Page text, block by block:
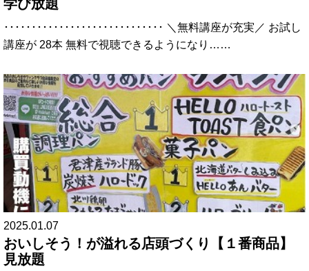
学び放題
･････････････････････････････ ＼無料講座が充実／ お試し
講座が 28本 無料で視聴できるようになり……
2025.01.07
おいしそう！が溢れる店頭づくり【１番商品】
見放題